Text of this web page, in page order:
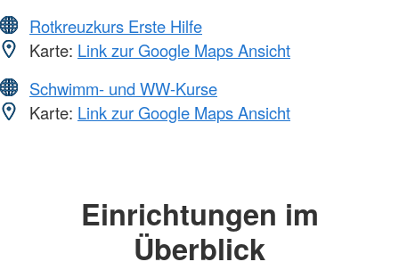
Rotkreuzkurs Erste Hilfe
Karte: Link zur Google Maps Ansicht
Schwimm- und WW-Kurse
Karte: Link zur Google Maps Ansicht
Einrichtungen im
Überblick